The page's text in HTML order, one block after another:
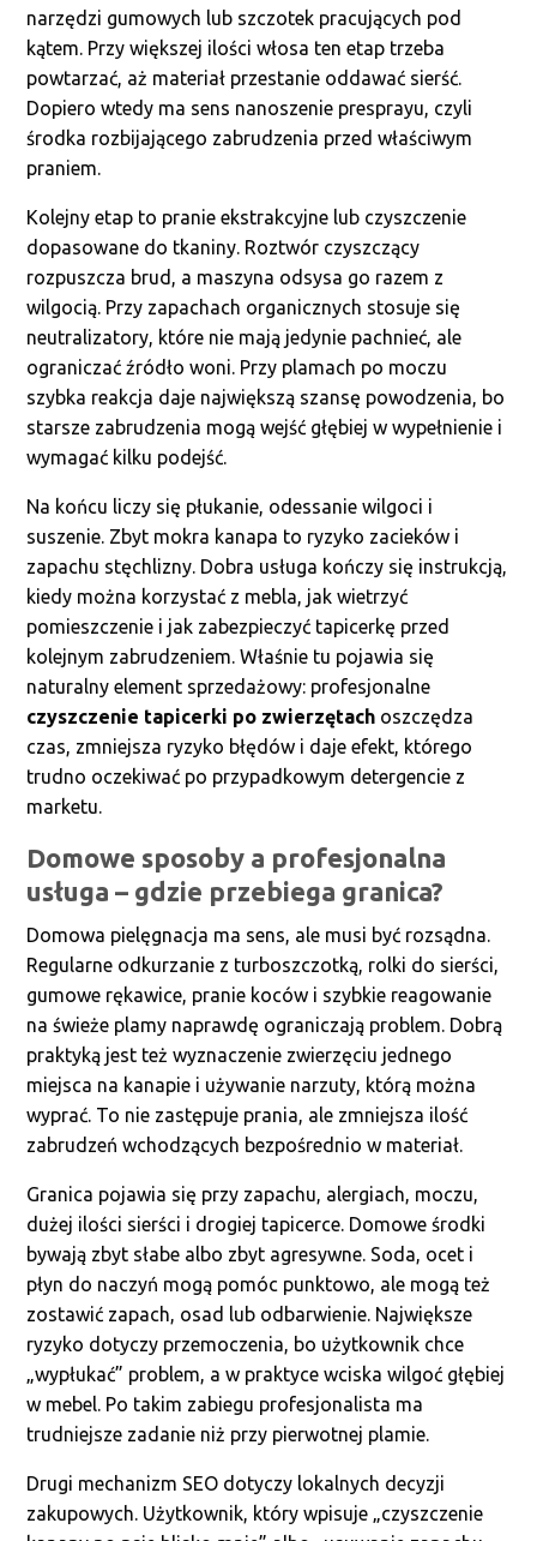
narzędzi gumowych lub szczotek pracujących pod
kątem. Przy większej ilości włosa ten etap trzeba
powtarzać, aż materiał przestanie oddawać sierść.
Dopiero wtedy ma sens nanoszenie presprayu, czyli
środka rozbijającego zabrudzenia przed właściwym
praniem.
Kolejny etap to pranie ekstrakcyjne lub czyszczenie
dopasowane do tkaniny. Roztwór czyszczący
rozpuszcza brud, a maszyna odsysa go razem z
wilgocią. Przy zapachach organicznych stosuje się
neutralizatory, które nie mają jedynie pachnieć, ale
ograniczać źródło woni. Przy plamach po moczu
szybka reakcja daje największą szansę powodzenia, bo
starsze zabrudzenia mogą wejść głębiej w wypełnienie i
wymagać kilku podejść.
Na końcu liczy się płukanie, odessanie wilgoci i
suszenie. Zbyt mokra kanapa to ryzyko zacieków i
zapachu stęchlizny. Dobra usługa kończy się instrukcją,
kiedy można korzystać z mebla, jak wietrzyć
pomieszczenie i jak zabezpieczyć tapicerkę przed
kolejnym zabrudzeniem. Właśnie tu pojawia się
naturalny element sprzedażowy: profesjonalne
czyszczenie tapicerki po zwierzętach oszczędza
czas, zmniejsza ryzyko błędów i daje efekt, którego
trudno oczekiwać po przypadkowym detergencie z
marketu.
Domowe sposoby a profesjonalna
usługa – gdzie przebiega granica?
Domowa pielęgnacja ma sens, ale musi być rozsądna.
Regularne odkurzanie z turboszczotką, rolki do sierści,
gumowe rękawice, pranie koców i szybkie reagowanie
na świeże plamy naprawdę ograniczają problem. Dobrą
praktyką jest też wyznaczenie zwierzęciu jednego
miejsca na kanapie i używanie narzuty, którą można
wyprać. To nie zastępuje prania, ale zmniejsza ilość
zabrudzeń wchodzących bezpośrednio w materiał.
Granica pojawia się przy zapachu, alergiach, moczu,
dużej ilości sierści i drogiej tapicerce. Domowe środki
bywają zbyt słabe albo zbyt agresywne. Soda, ocet i
płyn do naczyń mogą pomóc punktowo, ale mogą też
zostawić zapach, osad lub odbarwienie. Największe
ryzyko dotyczy przemoczenia, bo użytkownik chce
„wypłukać” problem, a w praktyce wciska wilgoć głębiej
w mebel. Po takim zabiegu profesjonalista ma
trudniejsze zadanie niż przy pierwotnej plamie.
Drugi mechanizm SEO dotyczy lokalnych decyzji
zakupowych. Użytkownik, który wpisuje „czyszczenie